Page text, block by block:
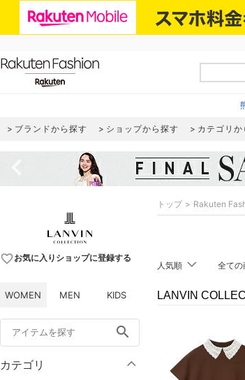
ブランドから探す ショップから探す カテゴリか
favorite_borderお気に入りショップに登録する
WOMEN MEN KIDS
search
カテゴリ
トップ Rakuten
人気順 全ての
LANVIN